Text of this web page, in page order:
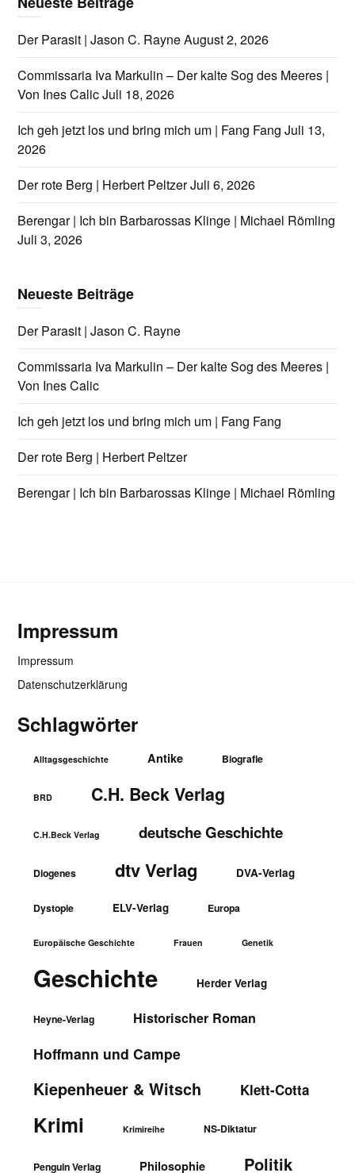
Der Parasit | Jason C. RayneAugust 2, 2026
Commissaria Iva Markulin – Der kalte Sog des Meeres |
Von Ines CalicJuli 18, 2026
Ich geh jetzt los und bring mich um | Fang Fang Juli 13,
2026
Der rote Berg | Herbert PeltzerJuli 6, 2026
Berengar | Ich bin Barbarossas Klinge | Michael Römling
Juli 3, 2026
Neueste Beiträge
Der Parasit | Jason C. Rayne
Commissaria Iva Markulin – Der kalte Sog des Meeres |
Von Ines Calic
Ich geh jetzt los und bring mich um | Fang Fang
Der rote Berg | Herbert Peltzer
Berengar | Ich bin Barbarossas Klinge | Michael Römling
Impressum
Impressum
Datenschutzerklärung
Schlagwörter
Alltagsgeschichte Antike Biografie
BRD C.H. Beck Verlag
C.H.Beck Verlag deutsche Geschichte
Diogenes dtv Verlag DVA-Verlag
Dystopie ELV-Verlag Europa
Europäische Geschichte Frauen Genetik
Geschichte Herder Verlag
Heyne-Verlag Historischer Roman
Hoffmann und Campe
Kiepenheuer & Witsch Klett-Cotta
Krimi Krimireihe NS-Diktatur
Penguin Verlag Philosophie Politik